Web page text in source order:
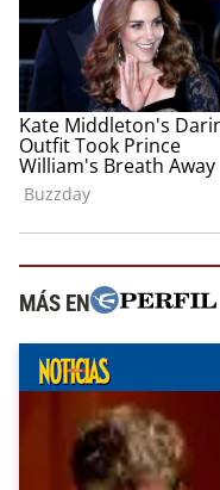
MÁS EN